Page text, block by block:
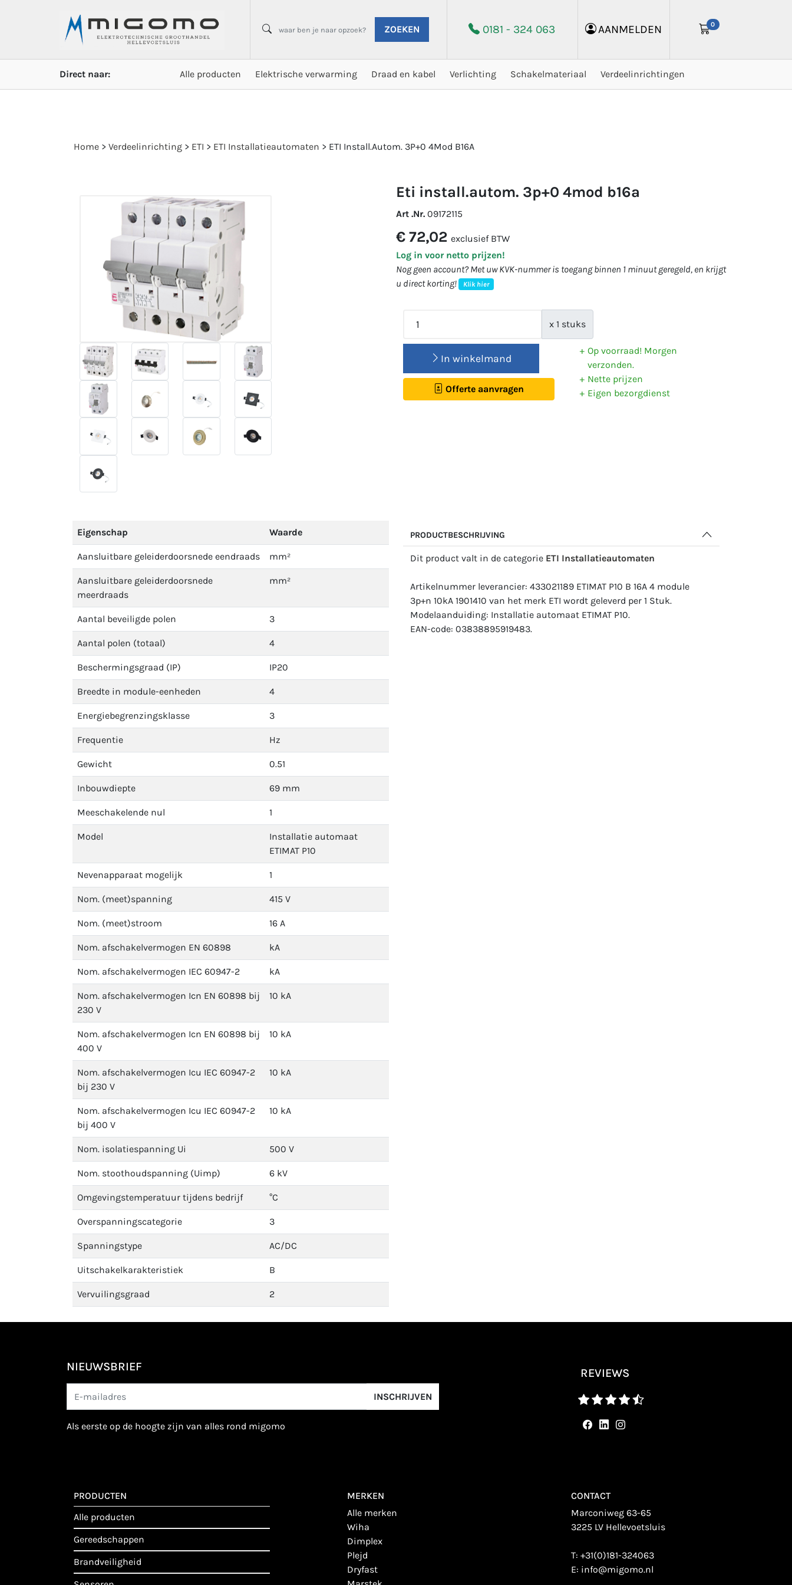
ZOEKEN 0181 - 324 063 AANMELDEN 0
Direct naar: Alle producten Elektrische verwarming Draad en kabel Verlichting Schakelmateriaal Verdeelinrichtingen
Home > Verdeelinrichting > ETI > ETI Installatieautomaten > ETI Install.Autom. 3P+0 4Mod B16A
eti install.autom. 3p+0 4mod b16a
Art .Nr. 09172115
€ 72,02 exclusief BTW
Log in voor netto prijzen!
Nog geen account? Met uw KVK-nummer is toegang binnen 1 minuut geregeld, en krijgt
u direct korting!
Klik hier
x 1 stuks
In winkelmand
Offerte aanvragen
Op voorraad! Morgen
verzonden.
Nette prijzen
Eigen bezorgdienst
Eigenschap Waarde
Aansluitbare geleiderdoorsnede eendraads mm²
Aansluitbare geleiderdoorsnede
meerdraads
mm²
Aantal beveiligde polen 3
Aantal polen (totaal) 4
Beschermingsgraad (IP) IP20
Breedte in module-eenheden 4
Energiebegrenzingsklasse 3
Frequentie Hz
Gewicht 0.51
Inbouwdiepte 69 mm
Meeschakelende nul 1
Model
Installatie automaat
ETIMAT P10
Nevenapparaat mogelijk 1
Nom. (meet)spanning 415 V
Nom. (meet)stroom 16 A
Nom. afschakelvermogen EN 60898 kA
Nom. afschakelvermogen IEC 60947-2 kA
Nom. afschakelvermogen Icn EN 60898 bij
230 V
10 kA
Nom. afschakelvermogen Icn EN 60898 bij
400 V
10 kA
Nom. afschakelvermogen Icu IEC 60947-2
bij 230 V
10 kA
Nom. afschakelvermogen Icu IEC 60947-2
bij 400 V
10 kA
Nom. isolatiespanning Ui 500 V
Nom. stoothoudspanning (Uimp) 6 kV
Omgevingstemperatuur tijdens bedrijf °C
Overspanningscategorie 3
Spanningstype AC/DC
Uitschakelkarakteristiek B
Vervuilingsgraad 2
PRODUCTBESCHRIJVING
Dit product valt in de categorie ETI Installatieautomaten
Artikelnummer leverancier: 433021189 ETIMAT P10 B 16A 4 module
3p+n 10kA 1901410 van het merk ETI wordt geleverd per 1 Stuk.
Modelaanduiding: Installatie automaat ETIMAT P10.
EAN-code: 03838895919483.
NIEUWSBRIEF
INSCHRIJVEN
als eerste op de hoogte zijn van alles rond migomo
REVIEWS
PRODUCTEN
alle producten
gereedschappen
brandveiligheid
MERKEN
alle merken
wiha
dimplex
plejd
dryfast
CONTACT
Marconiweg 63-65
3225 LV Hellevoetsluis
T:+31(0)181-324063
E: info@migomo.nl